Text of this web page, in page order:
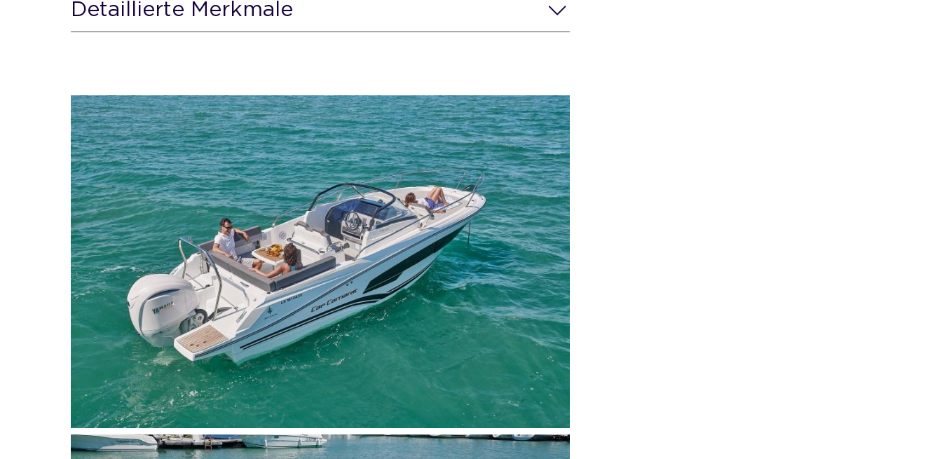
Detaillierte Merkmale